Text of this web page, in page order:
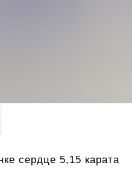
сердце 5,15 карата